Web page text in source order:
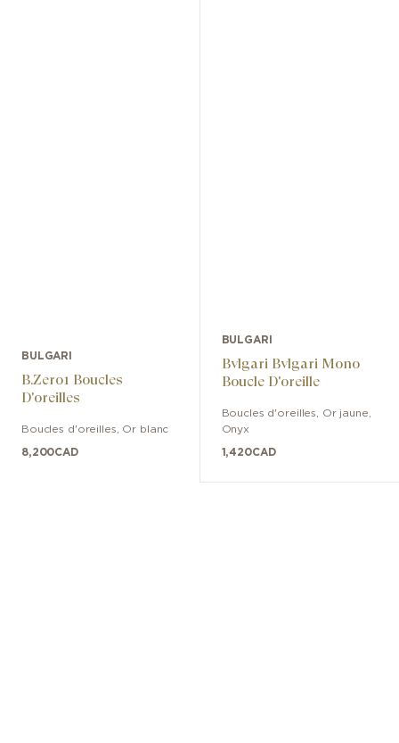
BULGARI
B.Zero1 Boucles
D'oreilles
Boucles d'oreilles Or blanc
8,200CAD
BULGARI
Bvlgari Bvlgari Mono
Boucle D'oreille
Boucles d'oreilles Or jaune
Onyx
1,420CAD